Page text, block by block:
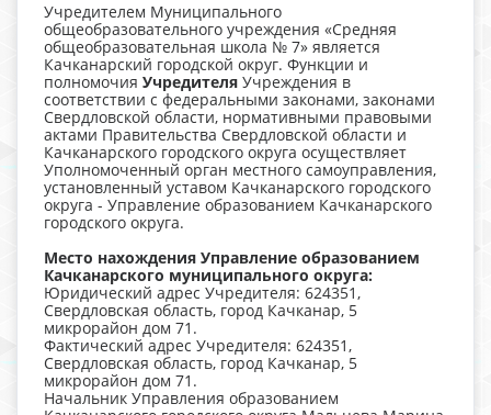
Учредителем Муниципального
общеобразовательного учреждения «Средняя
общеобразовательная школа № 7» является
Качканарский городской округ. Функции и
полномочия Учредителя Учреждения в
соответствии с федеральными законами, законами
Свердловской области, нормативными правовыми
актами Правительства Свердловской области и
Качканарского городского округа осуществляет
Уполномоченный орган местного самоуправления,
установленный уставом Качканарского городского
округа - Управление образованием Качканарского
городского округа.
Место нахождения Управление образованием
Качканарского муниципального округа:
Юридический адрес Учредителя: 624351,
Свердловская область, город Качканар, 5
микрорайон дом 71.
Фактический адрес Учредителя: 624351,
Свердловская область, город Качканар, 5
микрорайон дом 71.
Начальник Управления образованием